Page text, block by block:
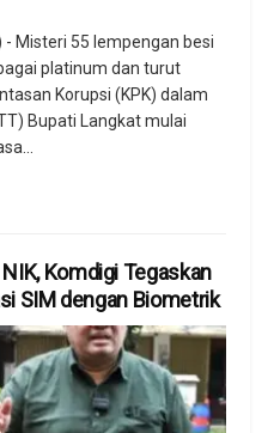
- Misteri 55 lempengan besi
platinum dan turut
Korupsi (KPK) dalam
Bupati Langkat mulai
Komdigi Tegaskan
SIM dengan Biometrik